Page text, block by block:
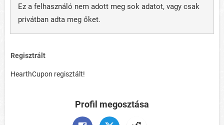
Ez a felhasználó nem adott meg sok adatot, vagy csak
privátban adta meg őket.
Regisztrált
HearthCupon regisztált!
Profil megosztása